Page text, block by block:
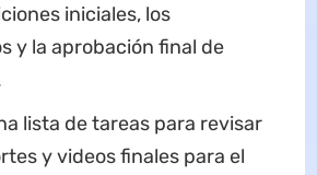
iniciales, los
y la aprobación final de
lista de tareas para revisar
y videos finales para el